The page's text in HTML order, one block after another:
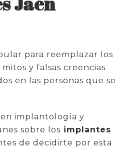
para reemplazar los
y falsas creencias
en las personas que se
en implantología y
sobre los implantes
de decidirte por esta